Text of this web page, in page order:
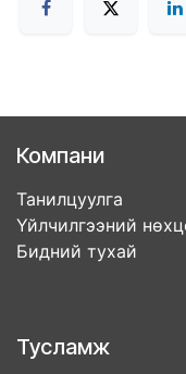
Компани
Танилцуулга
Үйлчилгээний
Бидний тухай
Тусламж